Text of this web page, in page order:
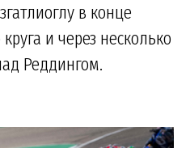
в конце
и через несколько
Реддингом.